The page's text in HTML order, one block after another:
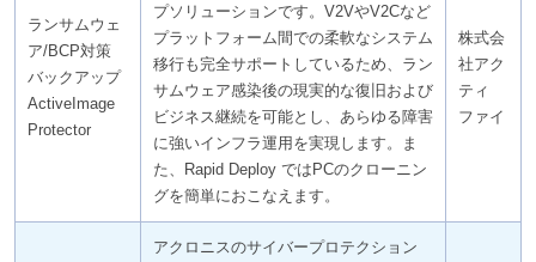
ランサムウェ
ア/BCP対策
バックアップ
ActiveImage
Protector
プソリューションです。V2VやV2Cなど
プラットフォーム間での柔軟なシステム
移行も完全サポートしているため、ラン
サムウェア感染後の現実的な復旧および
ビジネス継続を可能とし、あらゆる障害
に強いインフラ運用を実現します。ま
た、Rapid Deploy ではPCのクローニン
グを簡単におこなえます。
株式会
社アク
ティ
ファイ
アクロニスのサイバープロテクション